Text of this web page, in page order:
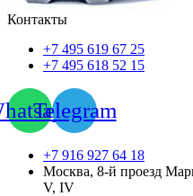
Контакты
+7 495 619 67 25
+7 495 618 52 15
Telegram
+7 916 927 64 18
Москва, 8-й проезд
V, IV